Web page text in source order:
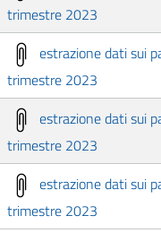
trimestre 2023
estrazione dati sui
trimestre 2023
estrazione dati sui
trimestre 2023
estrazione dati sui
trimestre 2023